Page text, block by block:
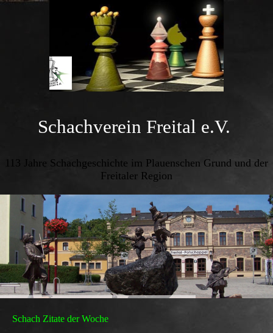
Schachverein Freital e.V.
113 Jahre Schachgeschichte im Plauenschen Grund und der
Freitaler Region
Schach Zitate der Woche